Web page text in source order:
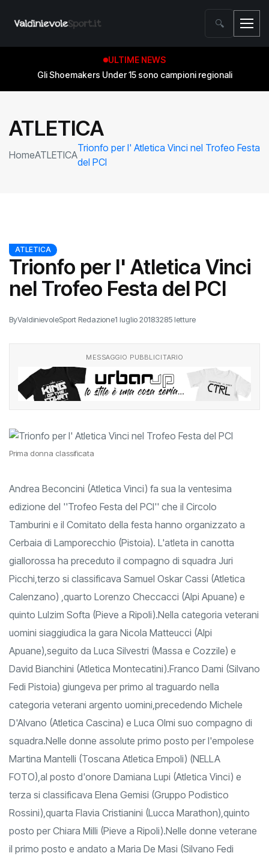
🔍
ULTIME NEWS
Gli Shoemakers Under 15 sono campioni regionali
ATLETICA
HomeATLETICA
Trionfo per l' Atletica Vinci nel Trofeo Festa
del PCI
ATLETICA
Trionfo per l' Atletica Vinci
nel Trofeo Festa del PCI
ByValdinievoleSport Redazione1 luglio 20183285 letture
MESSAGGIO PUBBLICITARIO
Prima donna classificata
Andrea Beconcini (Atletica Vinci) fa sua la ventesima
edizione del ''Trofeo Festa del PCI'' che il Circolo
Tamburini e il Comitato della festa hanno organizzato a
Cerbaia di Lamporecchio (Pistoia). L'atleta in canotta
giallorossa ha preceduto il compagno di squadra Juri
Picchi,terzo si classificava Samuel Oskar Cassi (Atletica
Calenzano) ,quarto Lorenzo Checcacci (Alpi Apuane) e
quinto Lulzim Softa (Pieve a Ripoli).Nella categoria veterani
uomini siaggiudica la gara Nicola Matteucci (Alpi
Apuane),seguito da Luca Silvestri (Massa e Cozzile) e
David Bianchini (Atletica Montecatini).Franco Dami (Silvano
Fedi Pistoia) giungeva per primo al traguardo nella
categoria veterani argento uomini,precedendo Michele
D'Alvano (Atletica Cascina) e Luca Olmi suo compagno di
squadra.Nelle donne assolute primo posto per l'empolese
Martina Mantelli (Toscana Atletica Empoli) (NELLA
FOTO),al posto d'onore Damiana Lupi (Atletica Vinci) e
terza si classificava Elena Gemisi (Gruppo Podistico
Rossini),quarta Flavia Cristianini (Lucca Marathon),quinto
posto per Chiara Milli (Pieve a Ripoli).Nelle donne veterane
il primo posto e andato a Maria De Masi (Silvano Fedi